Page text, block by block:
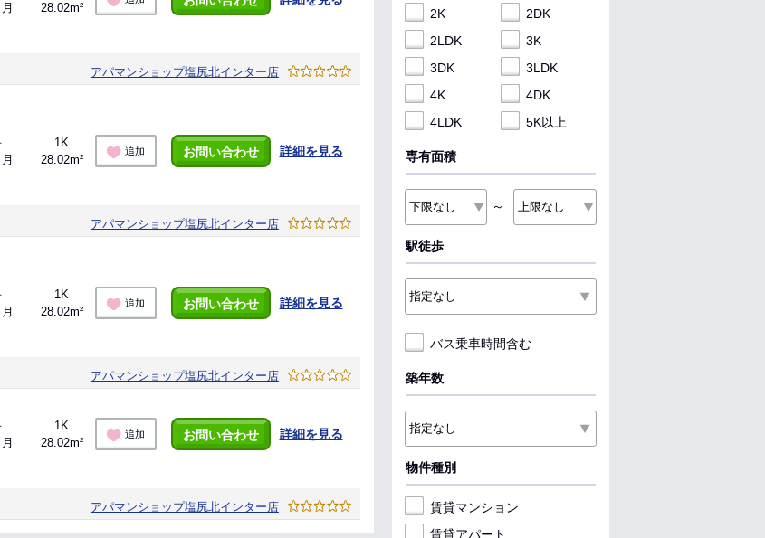
28.02m²
アパマンショップ塩尻北インター店
1K
28.02m²
追加 お問い合わせ 詳細を見る
アパマンショップ塩尻北インター店
1K
28.02m²
追加 お問い合わせ 詳細を見る
アパマンショップ塩尻北インター店
1K
28.02m²
追加 お問い合わせ 詳細を見る
アパマンショップ塩尻北インター店
2K
2DK
2LDK
3K
3DK
3LDK
4K
4DK
4LDK
5K以上
専有面積
～
駅徒歩
バス乗車時間含む
築年数
物件種別
賃貸マンション
賃貸アパート